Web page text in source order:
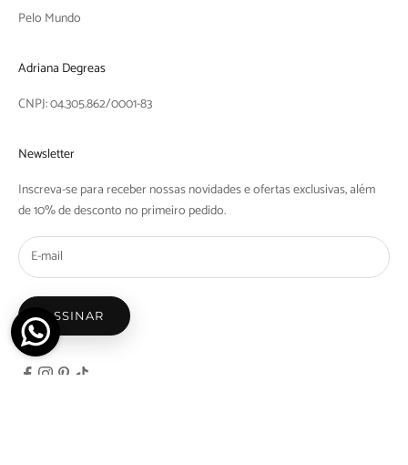
Pelo Mundo
Adriana Degreas
CNPJ: 04.305.862/0001-83
Newsletter
Inscreva-se para receber nossas novidades e ofertas exclusivas, além
de 10% de desconto no primeiro pedido.
ASSINAR